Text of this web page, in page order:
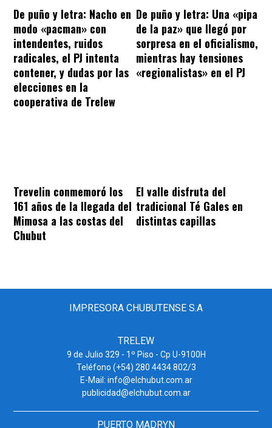
De puño y letra: Nacho en
modo «pacman» con
intendentes, ruidos
radicales, el PJ intenta
contener, y dudas por las
elecciones en la
cooperativa de Trelew
De puño y letra: Una «pipa
de la paz» que llegó por
sorpresa en el oficialismo,
mientras hay tensiones
«regionalistas» en el PJ
Trevelin conmemoró los
161 años de la llegada del
Mimosa a las costas del
Chubut
El valle disfruta del
tradicional Té Gales en
distintas capillas
IMPRESORA CHUBUTENSE S.A
TRELEW
9 de Julio 329 - 1º Piso - Cp U-9100H
Teléfono (+54) 280 4434 802/3
E-Mail: info@elchubut.com.ar
publicidad@elchubut.com.ar
PUERTO MADRYN